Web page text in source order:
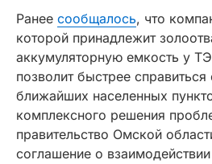
Ранее сообщалось, что
которой принадлежит
аккумуляторную емкость у
позволит быстрее
ближайших населенных
комплексного решения
правительство Омской
соглашение о